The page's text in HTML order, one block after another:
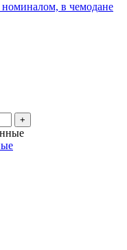
в чемодане
+